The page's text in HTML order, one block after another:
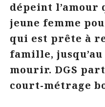
dépeint l’amour
jeune femme
qui est prête à
famille,
mourir. DGS
court-métrage